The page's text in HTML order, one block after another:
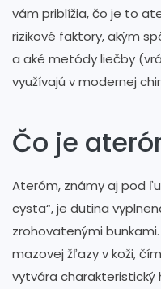
vám priblížia, čo je to
rizikové faktory, akým
a aké metódy liečby
využívajú v modernej
Čo je
Ateróm, známy aj pod
cysta“, je dutina
zrohovatenými
mazovej žľazy v koži,
vytvára